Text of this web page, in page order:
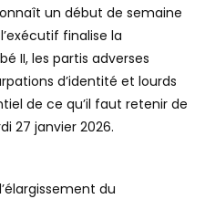
un début de semaine
finalise la
II, les partis adverses
d’identité et lourds
de ce qu’il faut retenir de
27 janvier 2026.
du